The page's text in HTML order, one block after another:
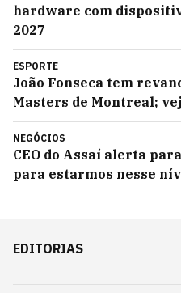
hardware com
2027
ESPORTE
João Fonseca tem
Masters de Montreal;
NEGÓCIOS
CEO do Assaí alerta
para estarmos nesse
EDITORIAS